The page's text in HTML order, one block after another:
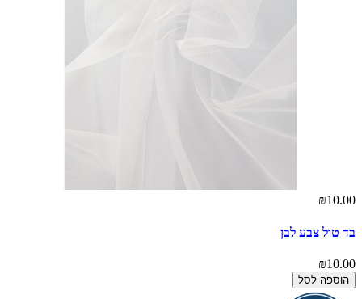
₪10.00
בד טול צבע לבן
₪10.00
הוספה לסל